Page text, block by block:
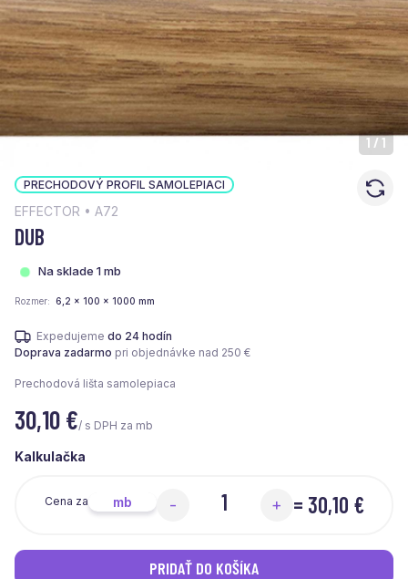
1/1
PRECHODOVÝ PROFIL SAMOLEPIACI
EFFECTOR • A72
DUB
Na sklade 1 mb
Rozmer 6,2 x 100 x 1000 mm
Expedujeme do 24 hodín
Doprava zadarmo pri objednávke nad 250 €
Prechodová lišta samolepiaca
30,10 €/ s DPH za mb
Kalkulačka
Cena za mb - + = 30,10 €
PRIDAŤ DO KOŠÍKA